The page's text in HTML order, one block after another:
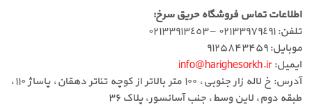
اطلاعات تماس فروشگاه حریق سرخ:
تلفن: ٠٢١٣٣٩٧٩٤٩١ – ٠٢١٣٣٩١٣٤٥٣
موبایل: ۹۱۲۵۸۴۳۴۵۹
ایمیل:info@harighesorkh.ir
آدرس: خ لاله زار جنوبی، ۱۰۰ متر بالاتر از کوچه تئاتر دهقان، پاساژ ۱۱۰،
طبقه دوم، لاین وسط، جنب آسانسور، پلاک ۳۶